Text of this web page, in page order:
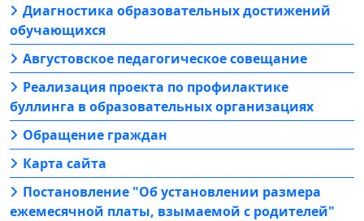
Диагностика образовательных достижений
обучающихся
Августовское педагогическое совещание
Реализация проекта по профилактике
буллинга в образовательных организациях
Обращение граждан
Карта сайта
Постановление "Об установлении размера
ежемесячной платы, взымаемой с родителей"